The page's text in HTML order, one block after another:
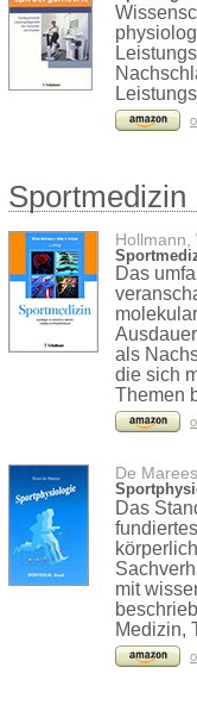
Sportmedizin
Hollmann,
Das
als
die sich
Themen
De
Das
mit
Medizin,